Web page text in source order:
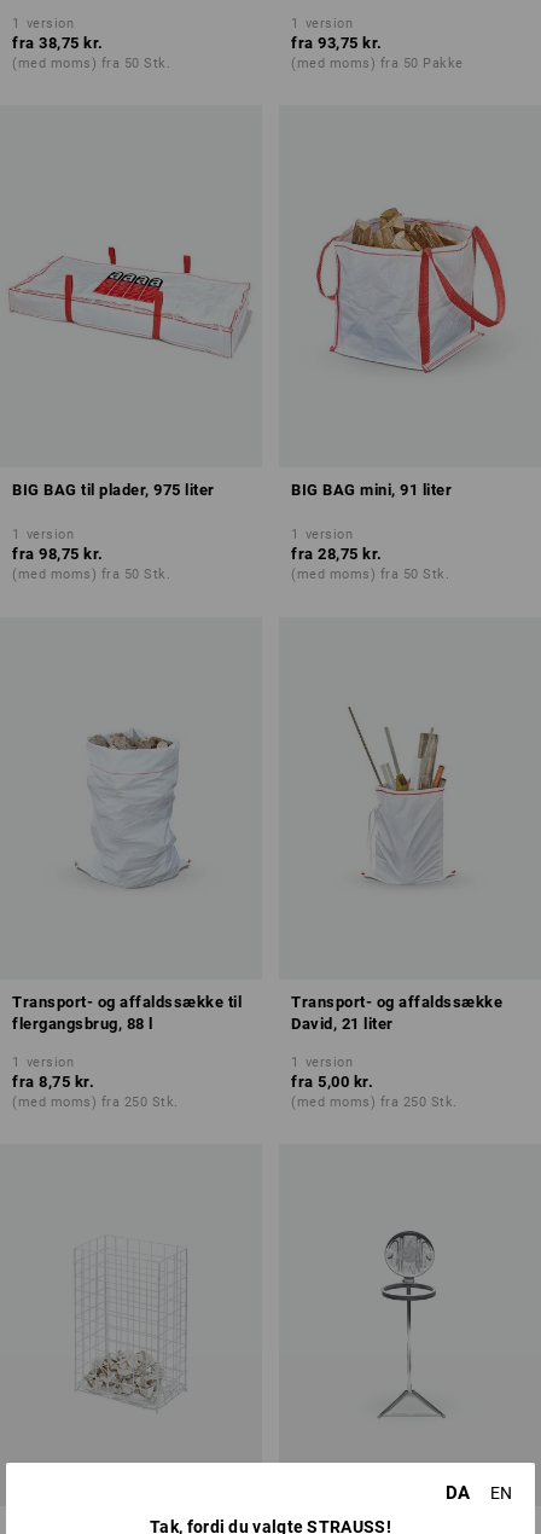
1 version
fra 38,75 kr.
(med moms) fra 50 Stk.
1 version
fra 93,75 kr.
(med moms) fra 50 Pakke
BIG BAG til plader, 975 liter
1 version
fra 98,75 kr.
(med moms) fra 50 Stk.
BIG BAG mini, 91 liter
1 version
fra 28,75 kr.
(med moms) fra 50 Stk.
Transport- og affaldssække til
flergangsbrug, 88 l
1 version
fra 8,75 kr.
(med moms) fra 250 Stk.
Transport- og affaldssække
David, 21 liter
1 version
fra 5,00 kr.
(med moms) fra 250 Stk.
Stativ til affaldssække
DA
EN
Tak, fordi du valgte STRAUSS!